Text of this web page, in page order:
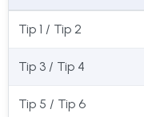
Tip 1 / Tip 2
Tip 3 / Tip 4
Tip 5 / Tip 6